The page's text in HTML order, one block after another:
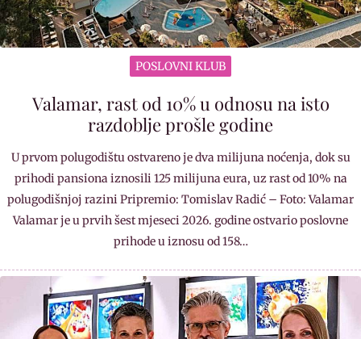
POSLOVNI KLUB
Valamar, rast od 10% u odnosu na isto
razdoblje prošle godine
U prvom polugodištu ostvareno je dva milijuna noćenja, dok su
prihodi pansiona iznosili 125 milijuna eura, uz rast od 10% na
polugodišnjoj razini Pripremio: Tomislav Radić – Foto: Valamar
Valamar je u prvih šest mjeseci 2026. godine ostvario poslovne
prihode u iznosu od 158…